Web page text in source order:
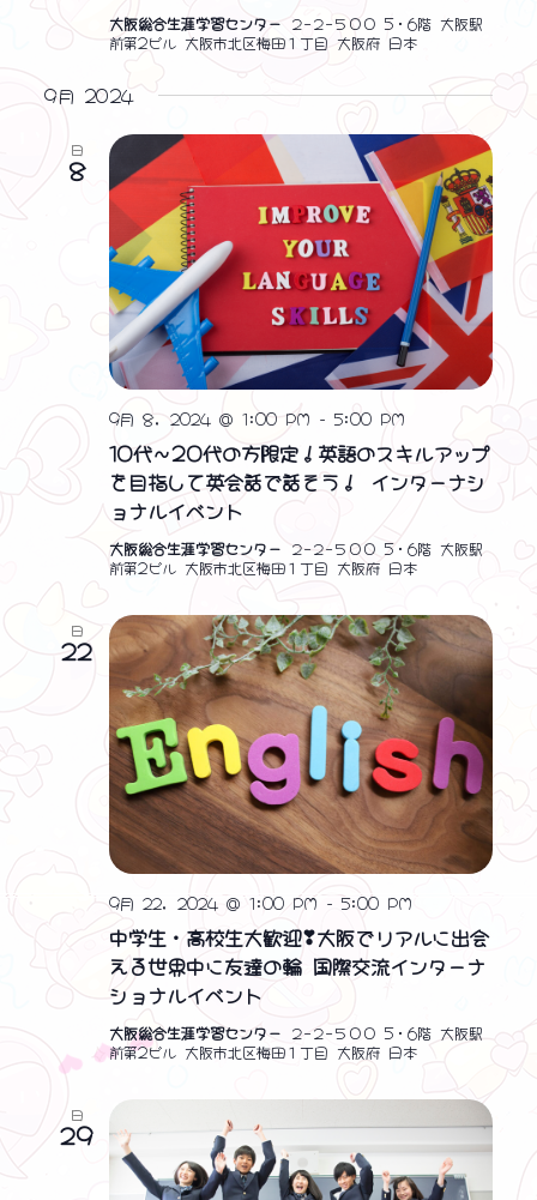
大阪総合生涯学習センター ２−２−５００ 5・6階 大阪駅
前第2ビル 大阪市北区梅田１丁目 大阪府 日本
9月 2024
日
8
10代～20代の方限定！英語のスキルアップ
を目指して英会話で話そう！ インターナシ
ョナルイベント
9月 8, 2024 @ 1:00 PM -5:00 PM
大阪総合生涯学習センター ２−２−５００ 5・6階 大阪駅
前第2ビル 大阪市北区梅田１丁目 大阪府 日本
日
22
中学生・高校生大歓迎❣大阪でリアルに出会
える世界中に友達の輪 国際交流インターナ
ショナルイベント
9月 22, 2024 @ 1:00 PM -5:00 PM
大阪総合生涯学習センター ２−２−５００ 5・6階 大阪駅
前第2ビル 大阪市北区梅田１丁目 大阪府 日本
日
29
❤ ❤ ❤